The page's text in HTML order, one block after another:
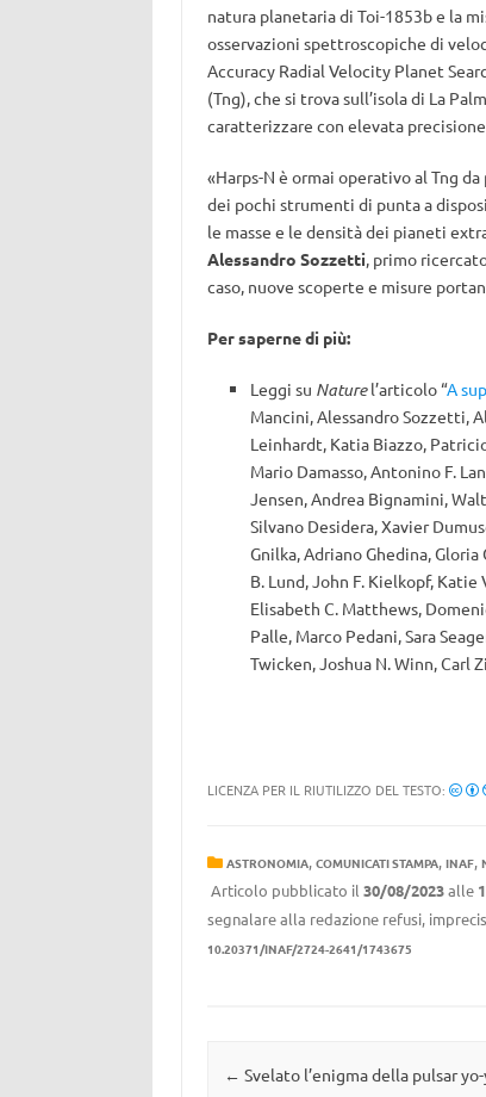
natura planetaria di Toi-1853b e la
osservazioni spettroscopiche di
Accuracy Radial Velocity Planet
(Tng), che si trova sull’isola di La
caratterizzare con elevata
«Harps-N è ormai operativo al Tng
dei pochi strumenti di punta a
le masse e le densità dei pianeti
Alessandro Sozzetti, primo
caso, nuove scoperte e misure
Per saperne di più:
Leggi su Naturel’articolo “A
Mancini, Alessandro Sozzetti,
Leinhardt, Katia Biazzo,
Mario Damasso, Antonino F.
Jensen, Andrea Bignamini,
Silvano Desidera, Xavier
Gnilka, Adriano Ghedina,
B. Lund, John F. Kielkopf, Katie
Elisabeth C. Matthews,
Palle, Marco Pedani, Sara
Twicken, Joshua N. Winn, Carl
LICENZA PER IL RIUTILIZZO DEL TESTO:
ASTRONOMIA, COMUNICATI STAMPA, INAF,
Articolo pubblicato il 30/08/2023alle
segnalare alla redazione refusi,
10.20371/INAF/2724-2641/1743675
Navigazione articolo
← Svelato l’enigma della pulsar